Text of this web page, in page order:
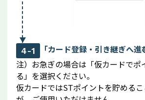
4-1
「カード登録・引き継ぎへ進
注）お急ぎの場合は「仮カードでポ
る」を選択ください。
仮カードではSTポイントを貯める